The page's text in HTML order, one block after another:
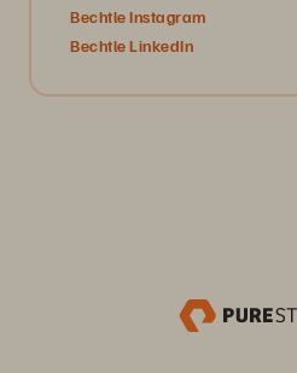
Bechtle Instagram
Bechtle LinkedIn